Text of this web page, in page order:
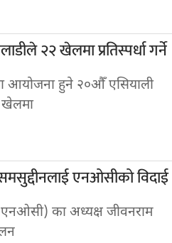
२२ खेलमा प्रतिस्पर्धा गर्ने
आयोजना हुने २०औँ एसियाली
खेलमा
एनओसीको विदाई
का अध्यक्ष जीवनराम